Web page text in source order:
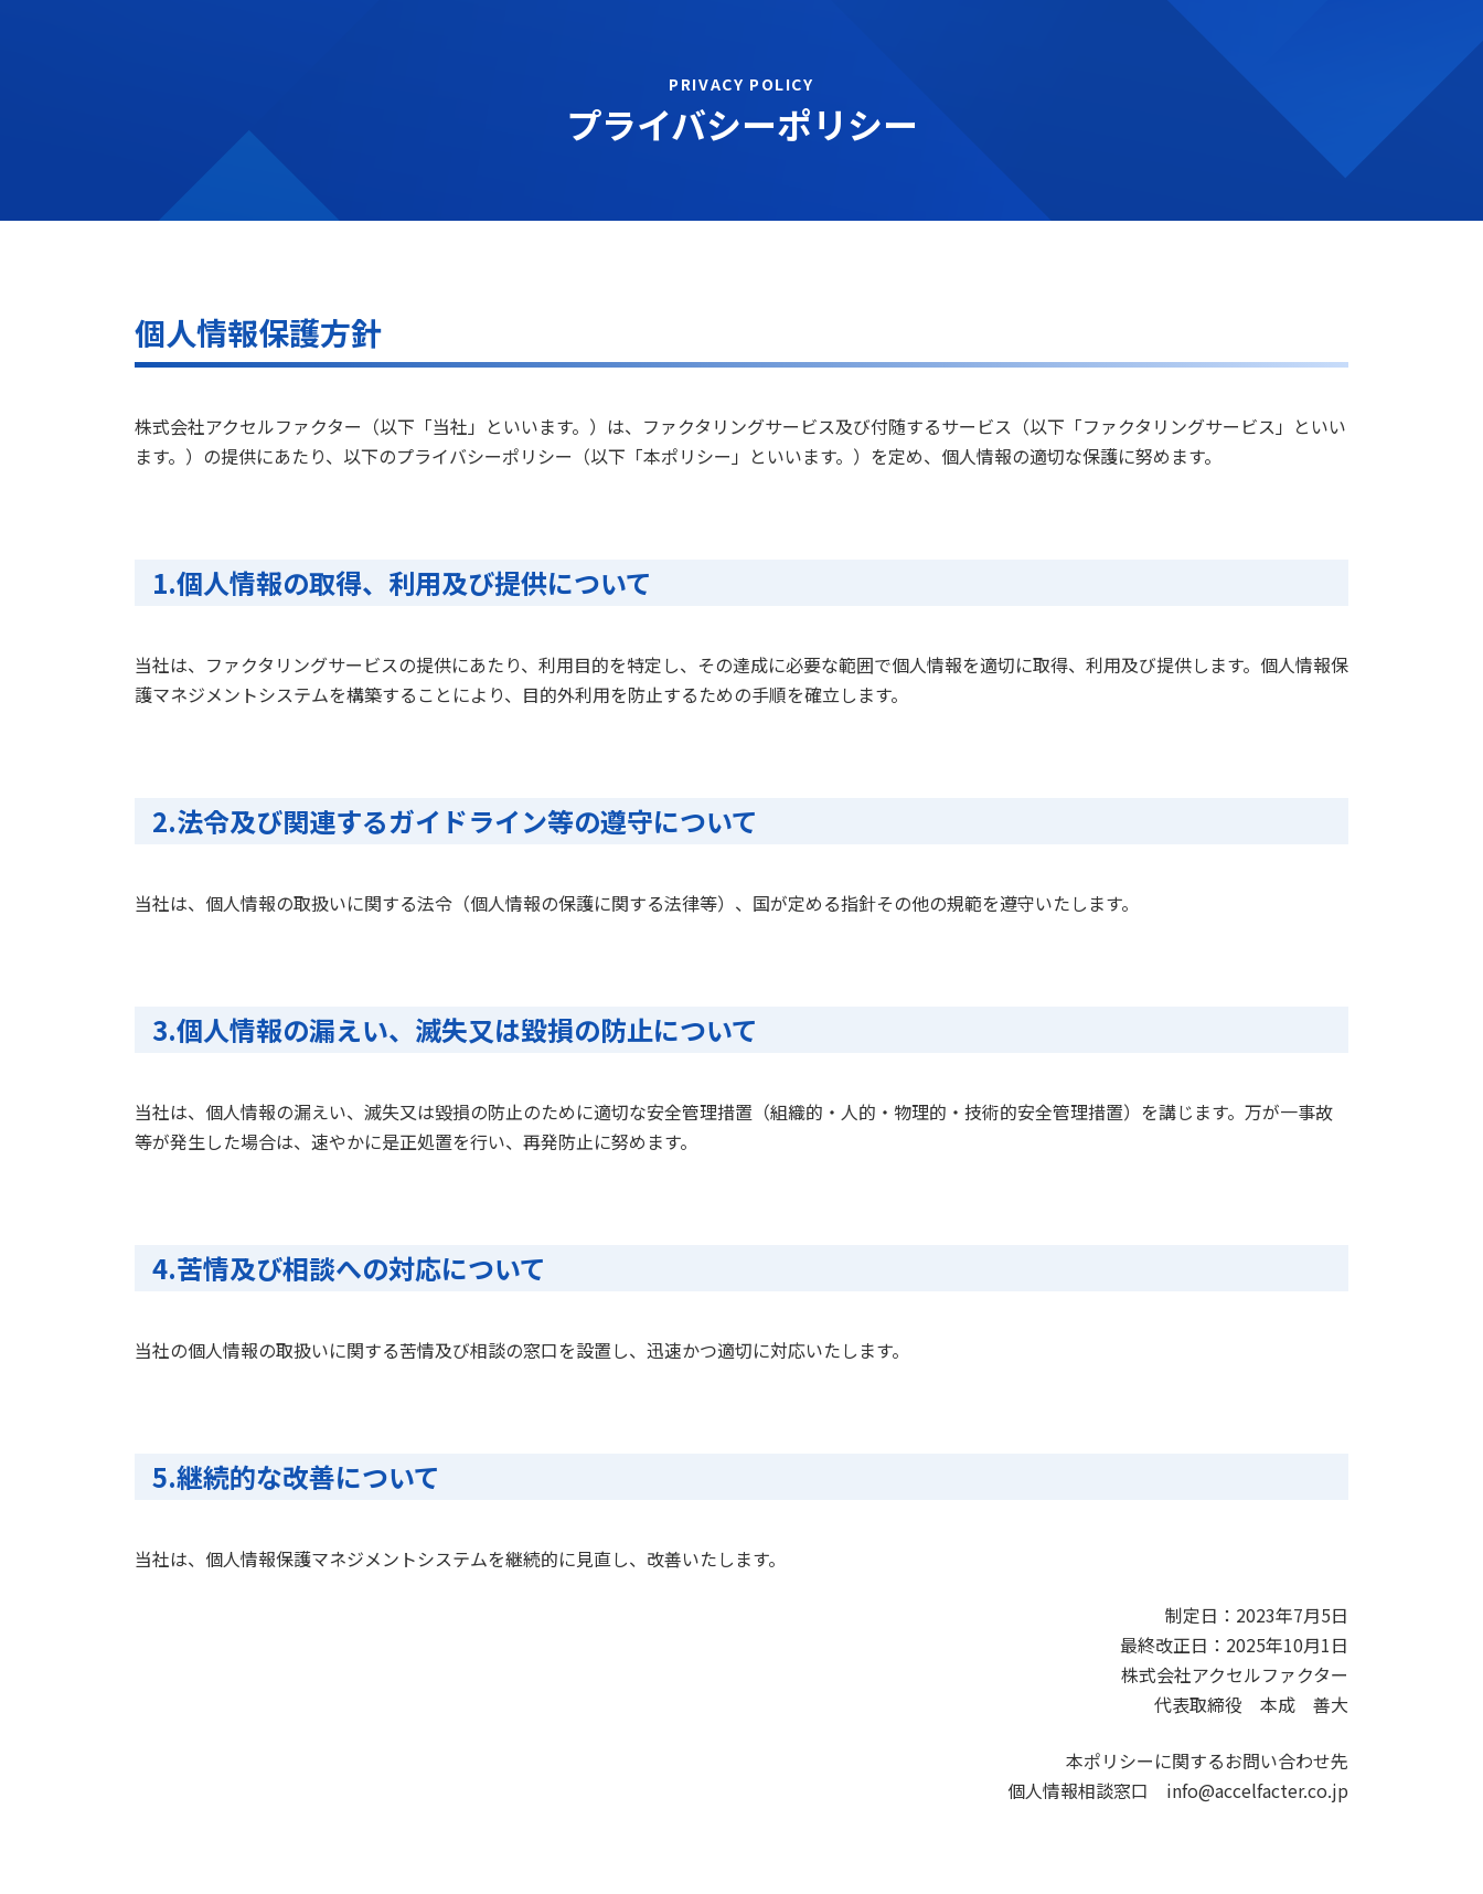
PRIVACY POLICY
プライバシーポリシー
個人情報保護方針
株式会社アクセルファクター（以下「当社」といいます。）は、ファクタリングサービス及び付随するサービス（以下「ファクタリングサービス」といい
ます。）の提供にあたり、以下のプライバシーポリシー（以下「本ポリシー」といいます。）を定め、個人情報の適切な保護に努めます。
1.個人情報の取得、利用及び提供について
当社は、ファクタリングサービスの提供にあたり、利用目的を特定し、その達成に必要な範囲で個人情報を適切に取得、利用及び提供します。個人情報保
護マネジメントシステムを構築することにより、目的外利用を防止するための手順を確立します。
2.法令及び関連するガイドライン等の遵守について
当社は、個人情報の取扱いに関する法令（個人情報の保護に関する法律等）、国が定める指針その他の規範を遵守いたします。
3.個人情報の漏えい、滅失又は毀損の防止について
当社は、個人情報の漏えい、滅失又は毀損の防止のために適切な安全管理措置（組織的・人的・物理的・技術的安全管理措置）を講じます。万が一事故
等が発生した場合は、速やかに是正処置を行い、再発防止に努めます。
4.苦情及び相談への対応について
当社の個人情報の取扱いに関する苦情及び相談の窓口を設置し、迅速かつ適切に対応いたします。
5.継続的な改善について
当社は、個人情報保護マネジメントシステムを継続的に見直し、改善いたします。
制定日：2023年7月5日
最終改正日：2025年10月1日
株式会社アクセルファクター
代表取締役 本成 善大
本ポリシーに関するお問い合わせ先
個人情報相談窓口 info@accelfacter.co.jp